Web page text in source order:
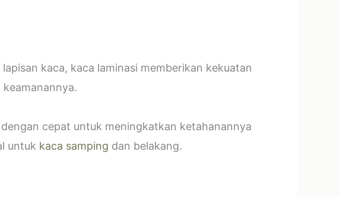
kaca, kaca laminasi memberikan kekuatan
cepat untuk meningkatkan ketahanannya
untuk kaca samping dan belakang.